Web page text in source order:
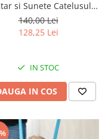
si Sunete Catelusul
Woofy
140,00 Lei
128,25 Lei
IN STOC
IN COS